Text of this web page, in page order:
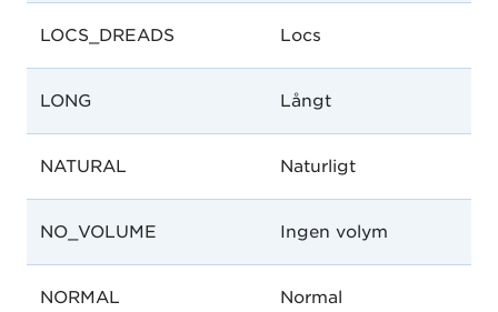
LOCS_DREADS Locs
LONG Långt
NATURAL Naturligt
NO_VOLUME Ingen volym
NORMAL Normal